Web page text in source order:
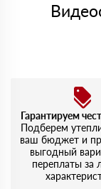
Гарантируем
Подберем
ваш бюджет и
выгодный
переплаты за